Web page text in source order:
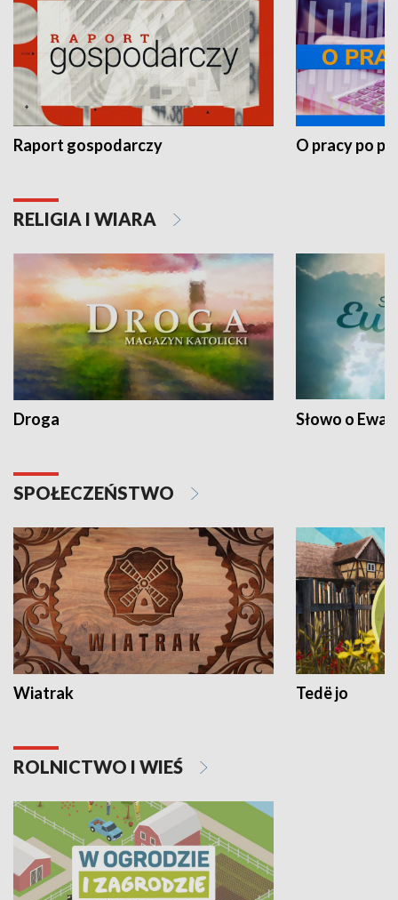
Raport gospodarczy O pracy po
RELIGIA I WIARA
Droga Słowo o
SPOŁECZEŃSTWO
Wiatrak Tedë jo
ROLNICTWO I WIEŚ